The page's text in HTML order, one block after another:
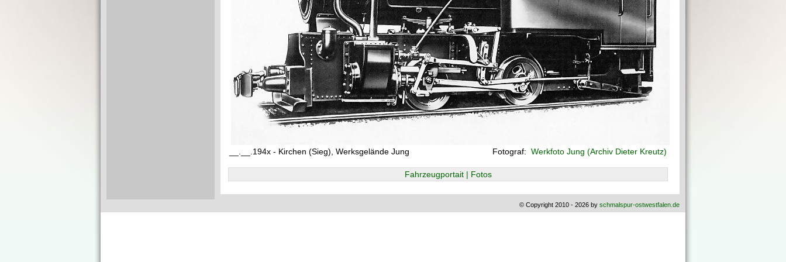
__.__.194x - Kirchen (Sieg), Werksgelände Jung Fotograf: Werkfoto Jung (Archiv Dieter Kreutz)
Fahrzeugportait | Fotos
© Copyright 2010 - 2026 by schmalspur-ostwestfalen.de